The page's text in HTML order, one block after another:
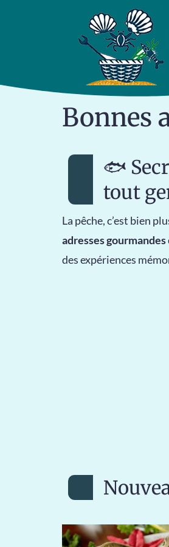
Bonnes
🐟
tout
La pêche, c’est bien
adresses gourmandes
des expériences